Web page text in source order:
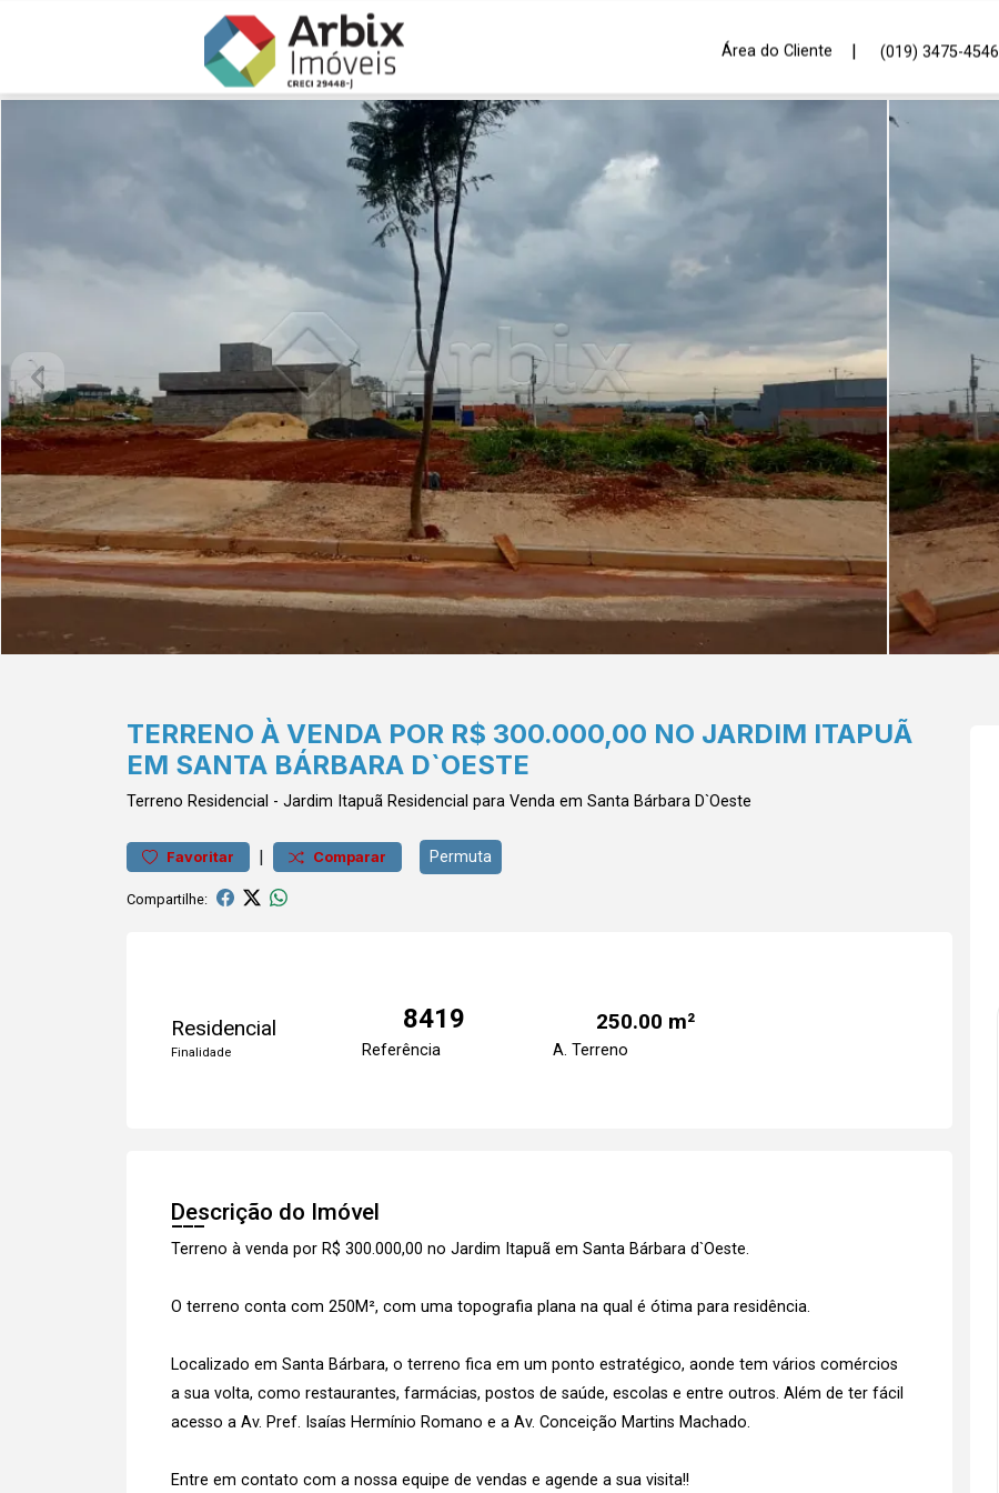
Área do Cliente | (019) 3475-4546
TERRENO À VENDA POR R$ 300.000,00 NO JARDIM ITAPUÃ
EM SANTA BÁRBARA D`OESTE
Terreno Residencial - Jardim Itapuã Residencial para Venda em Santa Bárbara D`Oeste
Favoritar | Comparar Permuta
Compartilhe:
Residencial
Finalidade
8419
Referência
250.00 m²
A. Terreno
Descrição do Imóvel
Terreno à venda por R$ 300.000,00 no Jardim Itapuã em Santa Bárbara d`Oeste.
O terreno conta com 250M², com uma topografia plana na qual é ótima para residência.
Localizado em Santa Bárbara, o terreno fica em um ponto estratégico, aonde tem vários comércios
a sua volta, como restaurantes, farmácias, postos de saúde, escolas e entre outros. Além de ter fácil
acesso a Av. Pref. Isaías Hermínio Romano e a Av. Conceição Martins Machado.
Entre em contato com a nossa equipe de vendas e agende a sua visita!!